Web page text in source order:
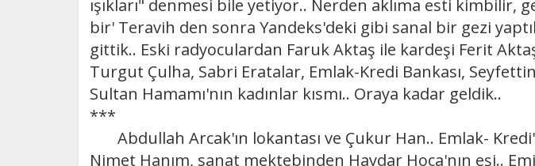
ışıkları" denmesi bile yetiyor.. Nerden aklıma esti kimbilir,
bir' Teravih den sonra Yandeks'deki gibi sanal bir gezi
gittik.. Eski radyoculardan Faruk Aktaş ile kardeşi Ferit
Turgut Çulha, Sabri Eratalar, Emlak-Kredi Bankası,
Sultan Hamamı'nın kadınlar kısmı.. Oraya kadar geldik..
***
Abdullah Arcak'ın lokantası ve Çukur Han.. Emlak-
Nimet Hanım, sanat mektebinden Haydar Hoca'nın eşi..